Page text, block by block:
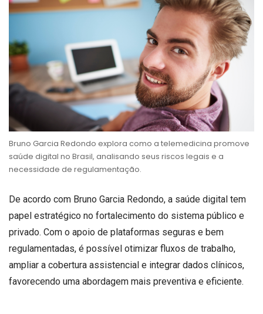
Bruno Garcia Redondo explora como a telemedicina promove
saúde digital no Brasil, analisando seus riscos legais e a
necessidade de regulamentação.
De acordo com Bruno Garcia Redondo, a saúde digital tem
papel estratégico no fortalecimento do sistema público e
privado. Com o apoio de plataformas seguras e bem
regulamentadas, é possível otimizar fluxos de trabalho,
ampliar a cobertura assistencial e integrar dados clínicos,
favorecendo uma abordagem mais preventiva e eficiente.